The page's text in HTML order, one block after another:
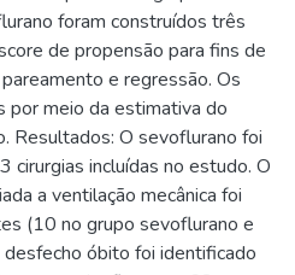
foram construídos três
de propensão para fins de
e regressão. Os
por meio da estimativa do
Resultados: O sevoflurano foi
incluídas no estudo. O
a ventilação mecânica foi
(10 no grupo sevoflurano e
óbito foi identificado